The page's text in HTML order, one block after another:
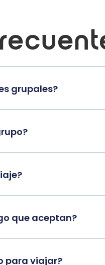
grupales?
que aceptan?
para viajar?